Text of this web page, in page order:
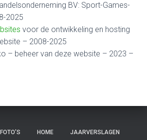
BV: Sport-Games-
2025
voor de ontwikkeling en hosting
– 2008-2025
– beheer van deze website – 2023 –
FOTO’S HOME JAARVERSLAGEN